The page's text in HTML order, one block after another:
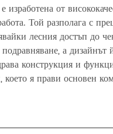
от
Той разполага с
лесния достъп до
а
конструкция и
я прави основен